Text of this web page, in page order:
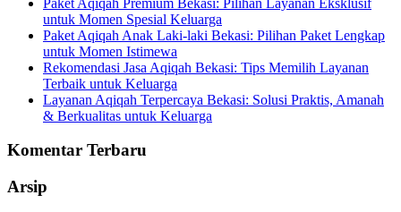
untuk Momen Spesial Keluarga
Paket Aqiqah Anak Laki-laki Bekasi: Pilihan Paket Lengkap
untuk Momen Istimewa
Rekomendasi Jasa Aqiqah Bekasi: Tips Memilih Layanan
Terbaik untuk Keluarga
Layanan Aqiqah Terpercaya Bekasi: Solusi Praktis, Amanah
& Berkualitas untuk Keluarga
Komentar Terbaru
Arsip